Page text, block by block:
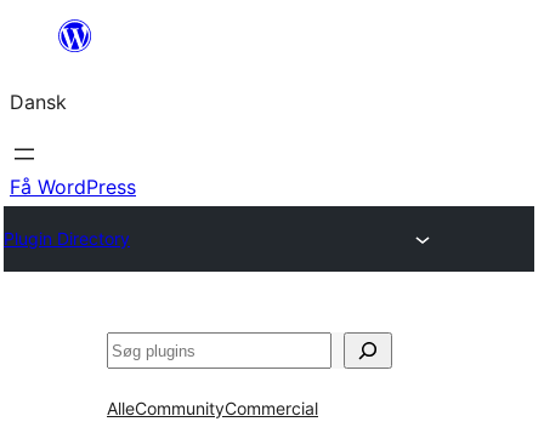
Spring
indhold
Dansk
Få WordPress
Plugin Directory
Søg
AlleCommunityCommercial